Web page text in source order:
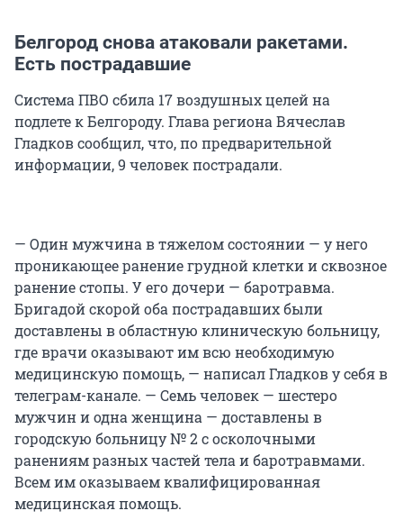
Белгород снова атаковали ракетами.
Есть пострадавшие
Система ПВО сбила 17 воздушных целей на
подлете к Белгороду. Глава региона Вячеслав
Гладков сообщил, что, по предварительной
информации, 9 человек пострадали.
— Один мужчина в тяжелом состоянии — у него
проникающее ранение грудной клетки и сквозное
ранение стопы. У его дочери — баротравма.
Бригадой скорой оба пострадавших были
доставлены в областную клиническую больницу,
где врачи оказывают им всю необходимую
медицинскую помощь, — написал Гладков у себя в
телеграм-канале. — Семь человек — шестеро
мужчин и одна женщина — доставлены в
городскую больницу № 2 с осколочными
ранениям разных частей тела и баротравмами.
Всем им оказываем квалифицированная
медицинская помощь.